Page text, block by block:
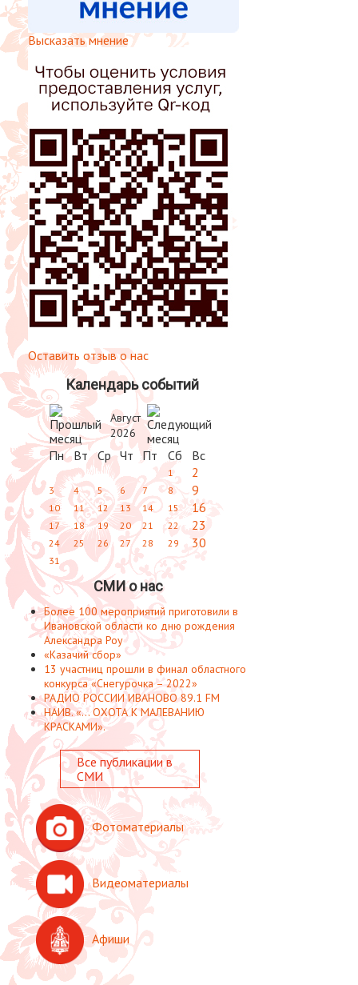
Высказать мнение
Оставить отзыв о нас
Календарь событий
Август
2026
Пн Вт Ср Чт Пт Сб Вс
1 2
3 4 5 6 7 8 9
10 11 12 13 14 15 16
17 18 19 20 21 22 23
24 25 26 27 28 29 30
31
СМИ о нас
Более 100 мероприятий приготовили в
Ивановской области ко дню рождения
Александра Роу
«Казачий сбор»
13 участниц прошли в финал областного
конкурса «Снегурочка – 2022»
РАДИО РОССИИ ИВАНОВО 89.1 FM
НАИВ. «... ОХОТА К МАЛЕВАНИЮ
КРАСКАМИ».
Все публикации в
СМИ
Фотоматериалы
Видеоматериалы
Афиши